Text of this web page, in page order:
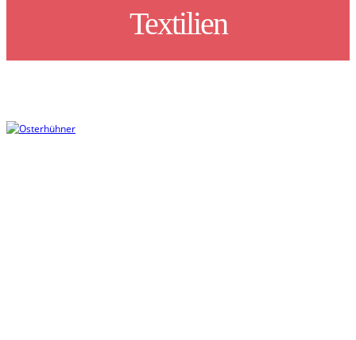
Textilien